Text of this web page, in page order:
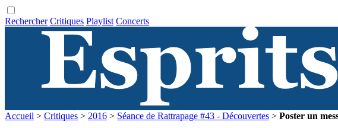
Rechercher Critiques Playlist Concerts
Accueil > Critiques > 2016 > Séance de Rattrapage #43 - Découvertes > Poster un